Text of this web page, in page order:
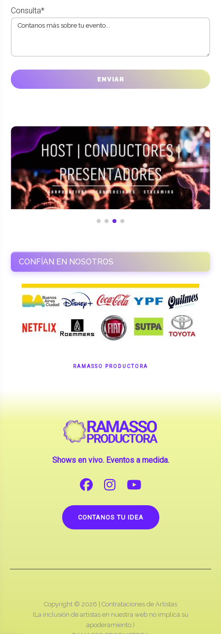
Consulta*
CONFÍAN EN NOSOTROS
RAMASSO PRODUCTORA
Shows en vivo. Eventos a medida.
CONTANOS TU IDEA
Copyright © 2026 | Contrataciones de Artistas
(La inclusión de artistas en nuestra web no implica su
apoderamiento.)